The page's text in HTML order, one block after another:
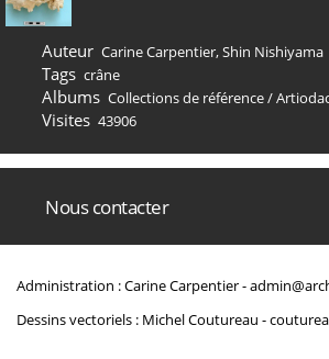
Auteur Carine Carpentier, Shin Nishiyama
Tags crâne
Albums Collections de référence/
Visites 43906
Nous contacter
Administration : Carine Carpentier -
Dessins vectoriels : Michel Coutureau -